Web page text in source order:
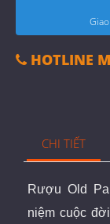
HOTLINE
CHI TIẾT
Rượu Old
niệm cuộc